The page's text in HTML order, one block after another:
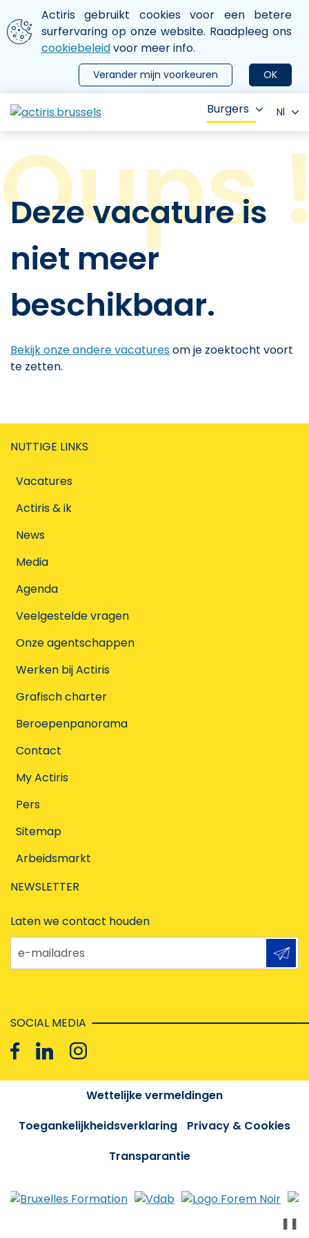
Aller au contenu principal
We gebruiken cookies
Actiris gebruikt cookies voor een betere
surfervaring op onze website. Raadpleeg ons
cookiebeleidvoor meer info.
OK
Verander mijn voorkeuren
le menu
Burgers Nl
Deze vacature is
niet meer
beschikbaar.
Bekijk onze andere vacaturesom je zoektocht voort
te zetten.
NUTTIGE LINKS
Vacatures
Actiris & ik
News
Media
Agenda
Veelgestelde vragen
Onze agentschappen
Werken bij Actiris
Grafisch charter
Beroepenpanorama
Contact
My Actiris
Pers
Sitemap
Arbeidsmarkt
NEWSLETTER
Laten we contact houden
e-mailadres
SOCIAL MEDIA
Wettelijke vermeldingen
Toegankelijkheidsverklaring
Privacy & Cookies
Transparantie
❚❚